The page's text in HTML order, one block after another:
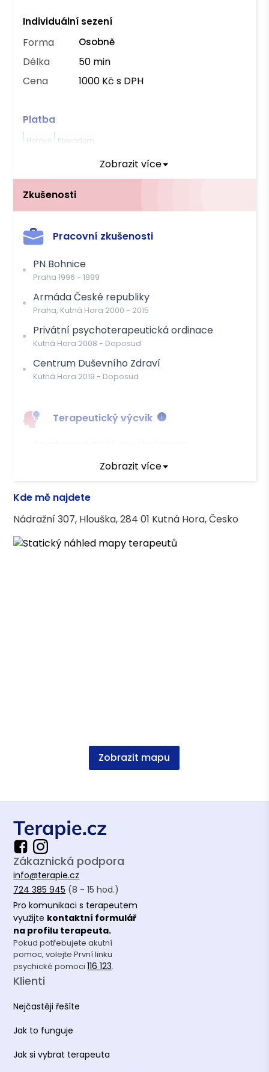
Individuální sezení
Forma Osobně
Délka
50 min
Cena
1000 Kč s DPH
Platba
Hotově Převodem
Zobrazit více
Zkušenosti
Pracovní zkušenosti
PN Bohnice
Praha 1996 -1999
Armáda České republiky
Praha, Kutná Hora 2000 - 2015
Privátní psychoterapeutická ordinace
Kutná Hora 2008 - Doposud
Centrum Duševního Zdraví
Kutná Hora 2019 - Doposud
Terapeutický výcvik
jednooborová psychologie
Karlova Universita Praha, HTF,
Zobrazit více
Kde mě najdete
Nádražní 307, Hlouška, 284 01 Kutná Hora, Česko
Zobrazit mapu
Zákaznická podpora
info@terapie.cz
724 385 945 (8 - 15 hod.)
Pro komunikaci s terapeutem
využijte kontaktní formulář
na profilu terapeuta.
Pokud potřebujete akutní
pomoc, volejte První linku
psychické pomoci116 123.
Klienti
Nejčastěji řešíte
Jak to funguje
Jak si vybrat terapeuta